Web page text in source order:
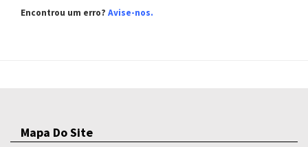
Encontrou um erro? Avise-nos.
Mapa Do Site